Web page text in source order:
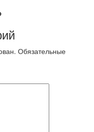
Обязательные